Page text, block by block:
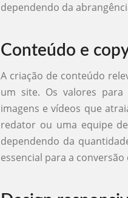
dependendo da
Conteúdo e
A criação de conteúdo
um site. Os valores
imagens e vídeos que
redator ou uma equipe
dependendo da
essencial para a